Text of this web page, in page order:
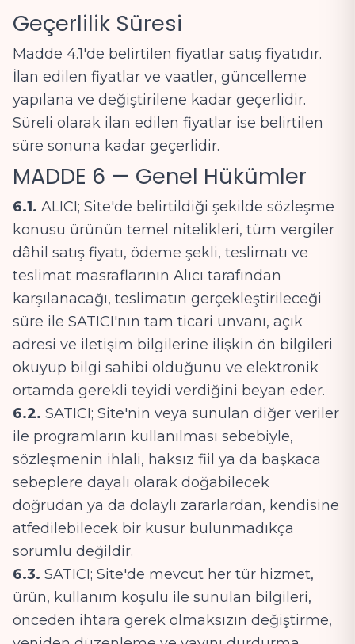
Geçerlilik Süresi
Madde 4.1'de belirtilen fiyatlar satış fiyatıdır.
İlan edilen fiyatlar ve vaatler, güncelleme
yapılana ve değiştirilene kadar geçerlidir.
Süreli olarak ilan edilen fiyatlar ise belirtilen
süre sonuna kadar geçerlidir.
MADDE 6 — Genel Hükümler
6.1. ALICI; Site'de belirtildiği şekilde sözleşme
konusu ürünün temel nitelikleri, tüm vergiler
dâhil satış fiyatı, ödeme şekli, teslimatı ve
teslimat masraflarının Alıcı tarafından
karşılanacağı, teslimatın gerçekleştirileceği
süre ile SATICI'nın tam ticari unvanı, açık
adresi ve iletişim bilgilerine ilişkin ön bilgileri
okuyup bilgi sahibi olduğunu ve elektronik
ortamda gerekli teyidi verdiğini beyan eder.
6.2. SATICI; Site'nin veya sunulan diğer veriler
ile programların kullanılması sebebiyle,
sözleşmenin ihlali, haksız fiil ya da başkaca
sebeplere dayalı olarak doğabilecek
doğrudan ya da dolaylı zararlardan, kendisine
atfedilebilecek bir kusur bulunmadıkça
sorumlu değildir.
6.3. SATICI; Site'de mevcut her tür hizmet,
ürün, kullanım koşulu ile sunulan bilgileri,
önceden ihtara gerek olmaksızın değiştirme,